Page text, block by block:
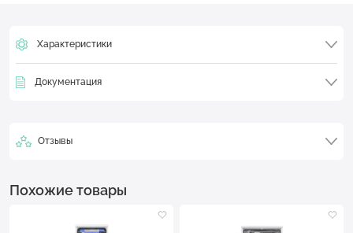
Характеристики
Документация
Отзывы
Похожие товары